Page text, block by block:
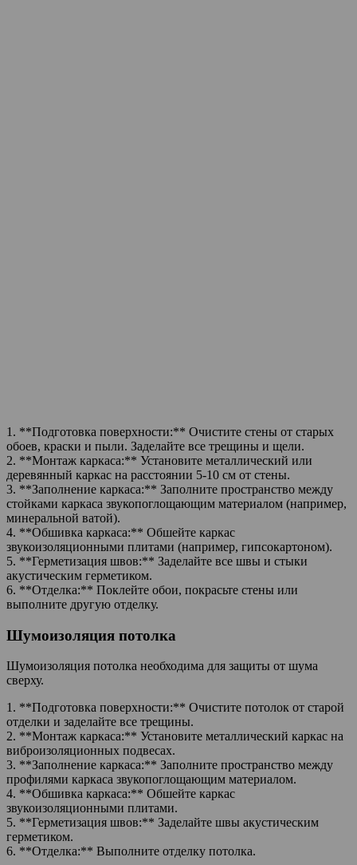
1. **Подготовка поверхности:** Очистите стены от старых
обоев, краски и пыли. Заделайте все трещины и щели.
2. **Монтаж каркаса:** Установите металлический или
деревянный каркас на расстоянии 5-10 см от стены.
3. **Заполнение каркаса:** Заполните пространство между
стойками каркаса звукопоглощающим материалом (например,
минеральной ватой).
4. **Обшивка каркаса:** Обшейте каркас
звукоизоляционными плитами (например, гипсокартоном).
5. **Герметизация швов:** Заделайте все швы и стыки
акустическим герметиком.
6. **Отделка:** Поклейте обои, покрасьте стены или
выполните другую отделку.
Шумоизоляция потолка
Шумоизоляция потолка необходима для защиты от шума
сверху.
1. **Подготовка поверхности:** Очистите потолок от старой
отделки и заделайте все трещины.
2. **Монтаж каркаса:** Установите металлический каркас на
виброизоляционных подвесах.
3. **Заполнение каркаса:** Заполните пространство между
профилями каркаса звукопоглощающим материалом.
4. **Обшивка каркаса:** Обшейте каркас
звукоизоляционными плитами.
5. **Герметизация швов:** Заделайте швы акустическим
герметиком.
6. **Отделка:** Выполните отделку потолка.